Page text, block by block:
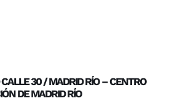
30 / MADRID RÍO – CENTRO
DE MADRID RÍO